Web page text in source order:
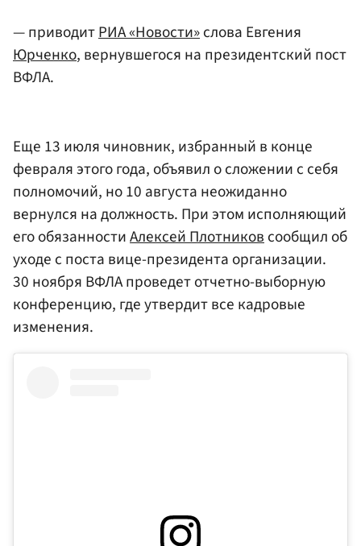
— приводитРИА «Новости»слова Евгения
Юрченко, вернувшегося на президентский пост
ВФЛА.
Еще 13 июля чиновник, избранный в конце
февраля этого года, объявил о сложении с себя
полномочий, но 10 августа неожиданно
вернулся на должность. При этом исполняющий
его обязанностиАлексей Плотниковсообщил об
уходе с поста вице-президента организации.
30 ноября ВФЛА проведет отчетно-выборную
конференцию, где утвердит все кадровые
изменения.